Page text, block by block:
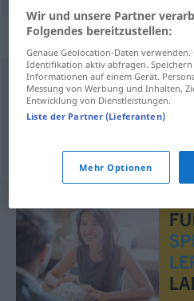
Synonyme für
grob,gewalttätig,roh,
handgreiflich
© OpenThesaurus.de
Wir und unsere Partner
Folgendes bereitzustellen:
Genaue Geolocation-Daten
Identifikation aktiv abfragen.
Informationen auf einem Gerät.
Messung von Werbung und Inhalten,
Entwicklung von Dienstleistungen.
Liste der Partner (Lieferanten)
Mehr Optionen